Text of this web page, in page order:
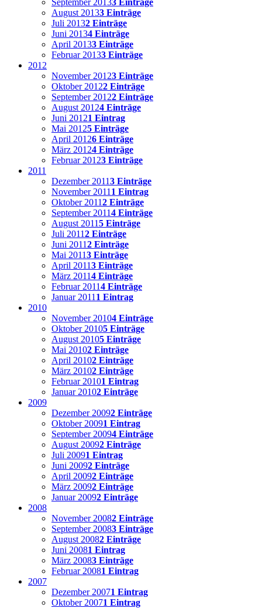
September 20133 Einträge
August 20133 Einträge
Juli 20132 Einträge
Juni 20134 Einträge
April 20133 Einträge
Februar 20133 Einträge
2012
November 20123 Einträge
Oktober 20122 Einträge
September 20122 Einträge
August 20124 Einträge
Juni 20121 Eintrag
Mai 20125 Einträge
April 20126 Einträge
März 20124 Einträge
Februar 20123 Einträge
2011
Dezember 20113 Einträge
November 2011 1 Eintrag
Oktober 20112 Einträge
September 20114 Einträge
August 20115 Einträge
Juli 20112 Einträge
Juni 20112 Einträge
Mai 20113 Einträge
April 20113 Einträge
März 20114 Einträge
Februar 20114 Einträge
Januar 2011 1 Eintrag
2010
November 20104 Einträge
Oktober 20105 Einträge
August 20105 Einträge
Mai 20102 Einträge
April 20102 Einträge
März 20102 Einträge
Februar 20101 Eintrag
Januar 20102 Einträge
2009
Dezember 20092 Einträge
Oktober 20091 Eintrag
September 20094 Einträge
August 20092 Einträge
Juli 20091 Eintrag
Juni 20092 Einträge
April 20092 Einträge
März 20092 Einträge
Januar 20092 Einträge
2008
November 20082 Einträge
September 20083 Einträge
August 20082 Einträge
Juni 20081 Eintrag
März 20083 Einträge
Februar 20081 Eintrag
2007
Dezember 20071 Eintrag
Oktober 20071 Eintrag